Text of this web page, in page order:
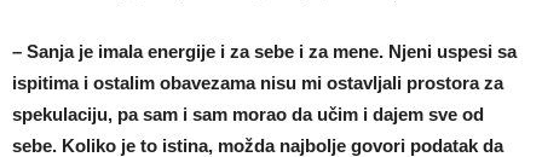
– Sanja je imala energije i za sebe i za mene. Njeni uspesi sa
ispitima i ostalim obavezama nisu mi ostavljali prostora za
spekulaciju, pa sam i sam morao da učim i dajem sve od
sebe. Koliko je to istina, možda najbolje govori podatak da